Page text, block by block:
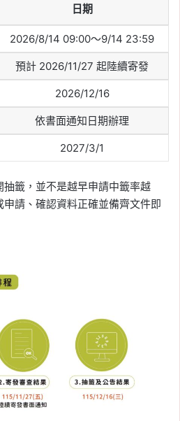
日期
2026/8/14 09:00～9/14 23:59
預計 2026/11/27 起陸續寄發
2026/12/16
依書面通知日期辦理
2027/3/1
籤，並不是越早申請中籤率越
請、確認資料正確並備齊文件即